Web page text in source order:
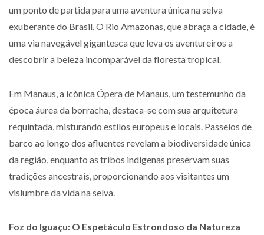
um ponto de partida para uma aventura única na selva
exuberante do Brasil. O Rio Amazonas, que abraça a cidade, é
uma via navegável gigantesca que leva os aventureiros a
descobrir a beleza incomparável da floresta tropical.
Em Manaus, a icónica Ópera de Manaus, um testemunho da
época áurea da borracha, destaca-se com sua arquitetura
requintada, misturando estilos europeus e locais. Passeios de
barco ao longo dos afluentes revelam a biodiversidade única
da região, enquanto as tribos indígenas preservam suas
tradições ancestrais, proporcionando aos visitantes um
vislumbre da vida na selva.
Foz do Iguaçu: O Espetáculo Estrondoso da Natureza